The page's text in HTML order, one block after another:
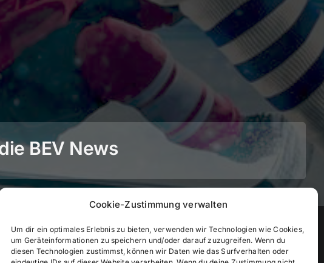
Cookie-Zustimmung verwalten
Um dir ein optimales Erlebnis zu bieten, verwenden wir Technologien wie Cookies,
um Geräteinformationen zu speichern und/oder darauf zuzugreifen. Wenn du
diesen Technologien zustimmst, können wir Daten wie das Surfverhalten oder
BEV News
© 2026 • BEV Bayerischer Eissportverband